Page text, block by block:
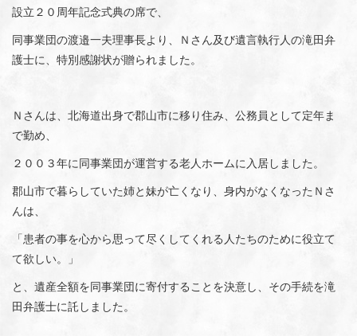
設立２０周年記念式典の席で、
同事業団の渡邉一夫理事長より、Ｎさん及び遺言執行人の滝田弁
護士に、特別感謝状が贈られました。
Ｎさんは、北海道出身で郡山市に移り住み、公務員として定年ま
で勤め、
２００３年に同事業団が運営する老人ホームに入居しました。
郡山市で暮らしていた姉と妹が亡くなり、身内がなくなったＮさ
んは、
「患者の事を心から思って尽くしてくれる人たちのために役立て
て欲しい。」
と、遺産全額を同事業団に寄付することを決意し、その手続を滝
田弁護士に託しました。